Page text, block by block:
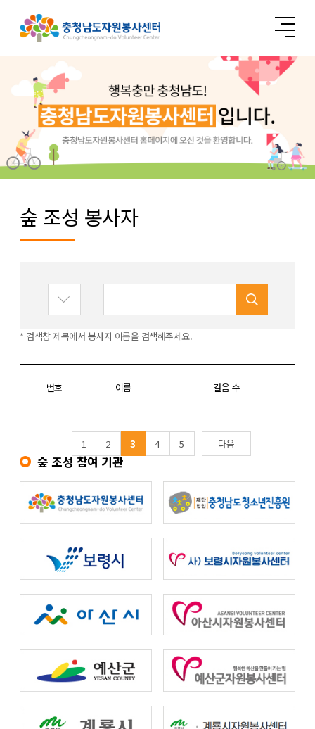
숲 조성 봉사자
* 검색창 제목에서 봉사자 이름을 검색해주세요.
번호 이름 걸음 수
1 2 3 4 5 다음
숲 조성 참여 기관